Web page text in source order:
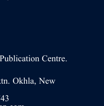
Centre.
Okhla, New